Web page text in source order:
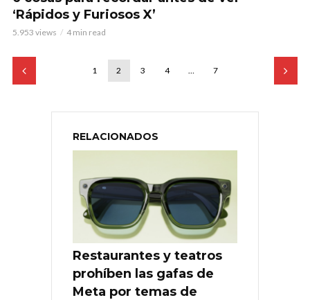
‘Rápidos y Furiosos X’
5.953 views 4 min read
1 2 3 4 … 7
RELACIONADOS
Restaurantes y teatros
prohíben las gafas de
Meta por temas de